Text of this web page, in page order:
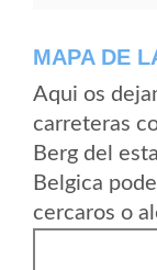
MAPA DE
Aqui os
carreteras
Berg del
Belgica
cercaros o